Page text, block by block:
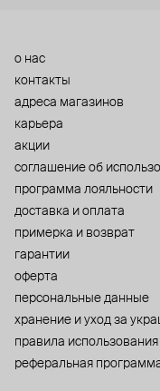
о нас
контакты
адреса магазинов
карьера
акции
cоглашение об
программа лояльности
доставка и оплата
примерка и возврат
гарантии
оферта
персональные данные
хранение и уход за
правила
реферальная